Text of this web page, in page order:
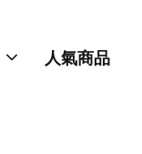
人氣商品